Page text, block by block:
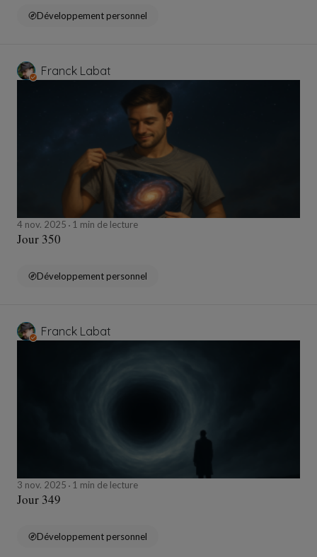
Développement personnel
Franck Labat
4 nov. 2025 1 min de lecture
Jour 350
Développement personnel
Franck Labat
3 nov. 2025 1 min de lecture
Jour 349
Développement personnel